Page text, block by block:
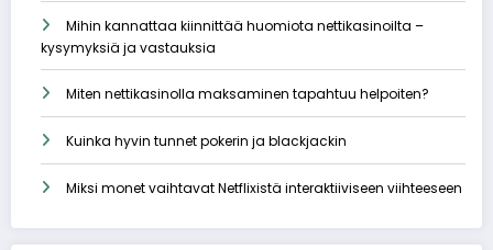
Mihin kannattaa kiinnittää huomiota nettikasinoilta –
kysymyksiä ja vastauksia
Miten nettikasinolla maksaminen tapahtuu helpoiten?
Kuinka hyvin tunnet pokerin ja blackjackin
Miksi monet vaihtavat Netflixistä interaktiiviseen viihteeseen